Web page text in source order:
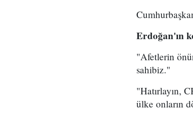
Erdoğan'ın
"Afetlerin
sahibiz."
"Hatırlayın,
ülke onların